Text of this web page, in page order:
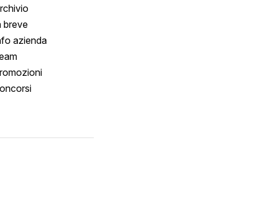
breve
azienda